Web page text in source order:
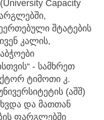
შტატების
კალის,
- სამხრეთ
ტიმოთი კ.
(აშშ)
და მათთან
ფარგლებში